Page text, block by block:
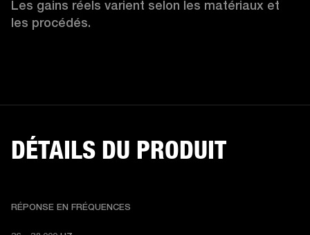
Les gains réels varient selon les matériaux et
les procédés.
DÉTAILS DU PRODUIT
RÉPONSE EN FRÉQUENCES